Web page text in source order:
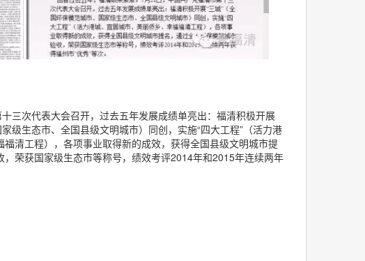
三次代表大会召开，过去五年发展成绩单亮出：福清积极开展
级生态市、全国县级文明城市）同创，实施“四大工程”（活力港
清工程），各项事业取得新的成效，获得全国县级文明城市提
，荣获国家级生态市等称号，绩效考评2014年和2015年连续两年